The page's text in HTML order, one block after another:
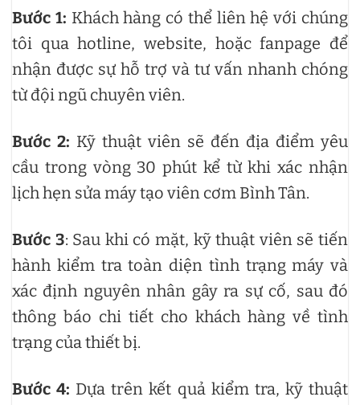
Bước 1: Khách hàng có thể liên hệ với chúng
tôi qua hotline, website, hoặc fanpage để
nhận được sự hỗ trợ và tư vấn nhanh chóng
từ đội ngũ chuyên viên.
Bước 2: Kỹ thuật viên sẽ đến địa điểm yêu
cầu trong vòng 30 phút kể từ khi xác nhận
lịch hẹn sửa máy tạo viên cơm Bình Tân.
Bước 3: Sau khi có mặt, kỹ thuật viên sẽ tiến
hành kiểm tra toàn diện tình trạng máy và
xác định nguyên nhân gây ra sự cố, sau đó
thông báo chi tiết cho khách hàng về tình
trạng của thiết bị.
Bước 4: Dựa trên kết quả kiểm tra, kỹ thuật